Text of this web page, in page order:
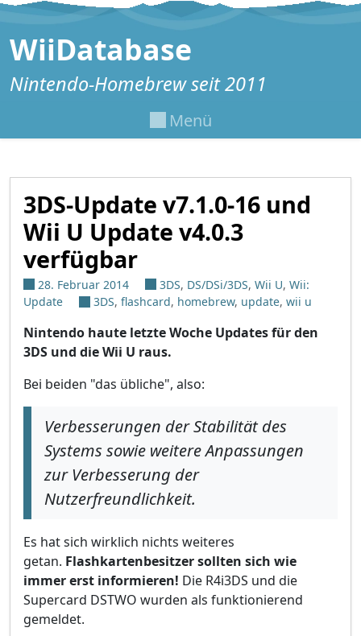
Zum Inhalt springen
WiiDatabase
Nintendo-Homebrew seit 2011
Menü
3DS-Update v7.1.0-16 und
Wii U Update v4.0.3
verfügbar
28. Februar 2014 3DS, DS/DSi/3DS, Wii U, Wii:
Update
3DS, flashcard, homebrew, update, wii u
Nintendo haute letzte Woche Updates für den
3DS und die Wii U raus.
Bei beiden "das übliche", also:
Verbesserungen der Stabilität des
Systems sowie weitere Anpassungen
zur Verbesserung der
Nutzerfreundlichkeit.
Es hat sich wirklich nichts weiteres
getan. Flashkartenbesitzer sollten sich wie
immer erst informieren! Die R4i3DS und die
Supercard DSTWO wurden als funktionierend
gemeldet.